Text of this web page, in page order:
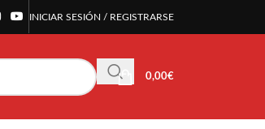
INICIAR SESIÓN / REGISTRARSE
0,00€